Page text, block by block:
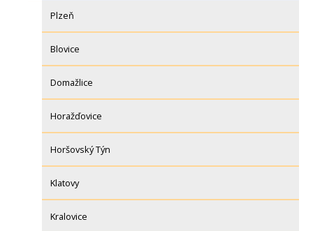
Plzeň
Blovice
Domažlice
Horažďovice
Horšovský Týn
Klatovy
Kralovice